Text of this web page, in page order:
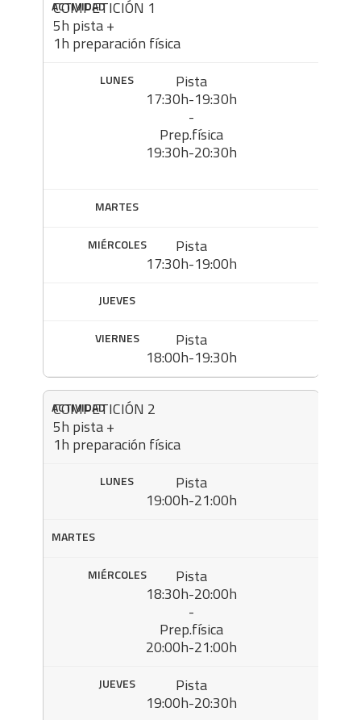
COMPETICIÓN 1
5h pista +
1h preparación física
Pista
17:30h-19:30h
-
Prep.física
19:30h-20:30h
Pista
17:30h-19:00h
Pista
18:00h-19:30h
COMPETICIÓN 2
5h pista +
1h preparación física
Pista
19:00h-21:00h
Pista
18:30h-20:00h
-
Prep.física
20:00h-21:00h
Pista
19:00h-20:30h